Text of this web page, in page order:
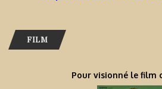
FILM
Pour visionné le film